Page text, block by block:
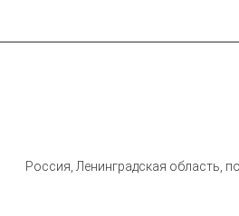
Россия, Ленинградская область,